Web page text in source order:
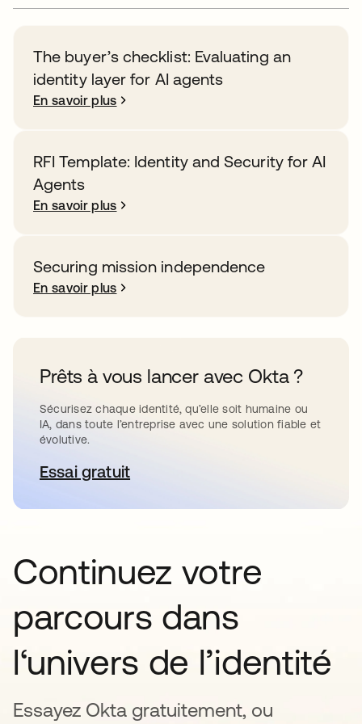
The buyer’s checklist: Evaluating an
identity layer for AI agents
En savoir plus
RFI Template: Identity and Security for AI
Agents
En savoir plus
Securing mission independence
En savoir plus
Prêts à vous lancer avec Okta ?
Sécurisez chaque identité, qu’elle soit humaine ou
IA, dans toute l’entreprise avec une solution fiable et
évolutive.
Essai gratuits’ouvre dans un nouvel onglet
Continuez votre
parcours dans
l‘univers de l’identité
Essayez Okta gratuitement, ou